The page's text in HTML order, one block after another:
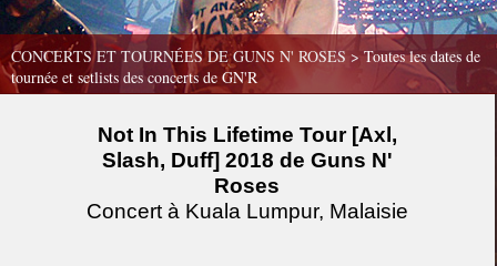
CONCERTS ET TOURNÉES DE GUNS N' ROSES > Toutes les dates de
tournée et setlists des concerts de GN'R
Not In This Lifetime Tour [Axl,
Slash, Duff] 2018 de Guns N'
Roses
Concert à Kuala Lumpur, Malaisie